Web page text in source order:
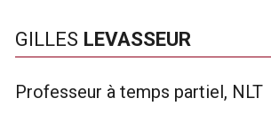
GILLES LEVASSEUR
Professeur à temps partiel, NLT